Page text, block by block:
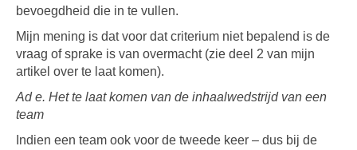
bevoegdheid die in te vullen.
Mijn mening is dat voor dat criterium niet bepalend is de
vraag of sprake is van overmacht (zie deel 2 van mijn
artikel over te laat komen).
Ad e. Het te laat komen van de inhaalwedstrijd van een
team
Indien een team ook voor de tweede keer – dus bij de